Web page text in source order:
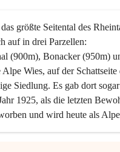
größte Seitental des
auf in drei Parzellen:
(900m), Bonacker (950m)
Wies, auf der
Siedlung. Es gab dort
1925, als die letzten
und wird heute als